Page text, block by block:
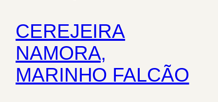
CEREJEIRA
NAMORA,
MARINHO FALCÃO